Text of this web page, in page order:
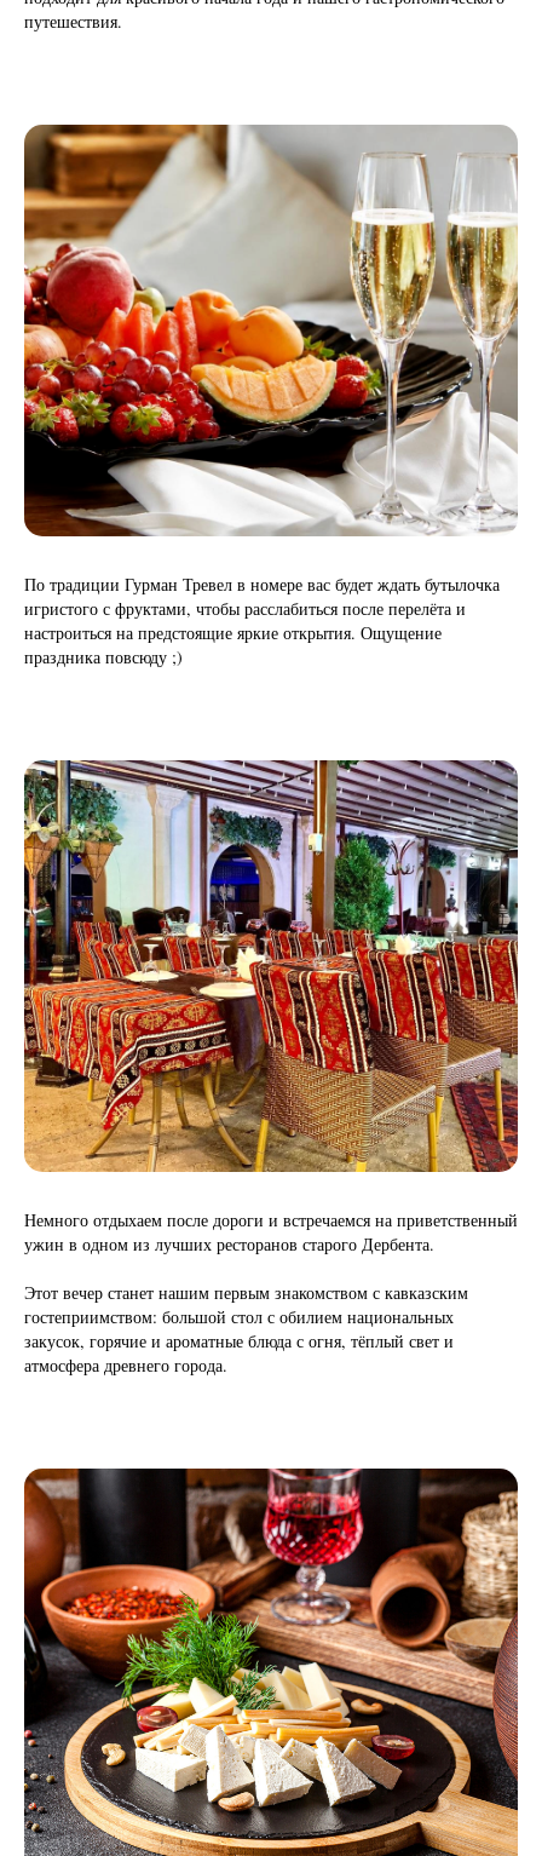
путешествия.
По традиции Гурман Тревел в номере вас будет ждать бутылочка
игристого с фруктами, чтобы расслабиться после перелёта и
настроиться на предстоящие яркие открытия. Ощущение
праздника повсюду ;)
Немного отдыхаем после дороги и встречаемся на приветственный
ужин в одном из лучших ресторанов старого Дербента.
Этот вечер станет нашим первым знакомством с кавказским
гостеприимством: большой стол с обилием национальных
закусок, горячие и ароматные блюда с огня, тёплый свет и
атмосфера древнего города.